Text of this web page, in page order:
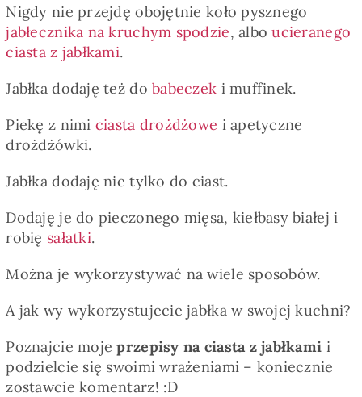
Nigdy nie przejdę obojętnie koło pysznego
jabłecznika na kruchym spodzie, alboucieranego
ciasta z jabłkami.
Jabłka dodaję też dobabeczek i muffinek.
Piekę z nimi ciasta drożdżowe i apetyczne
drożdżówki.
Jabłka dodaję nie tylko do ciast.
Dodaję je do pieczonego mięsa, kiełbasy białej i
robię sałatki.
Można je wykorzystywać na wiele sposobów.
A jak wy wykorzystujecie jabłka w swojej kuchni?
Poznajcie mojeprzepisy na ciasta z jabłkami i
podzielcie się swoimi wrażeniami – koniecznie
zostawcie komentarz! :D